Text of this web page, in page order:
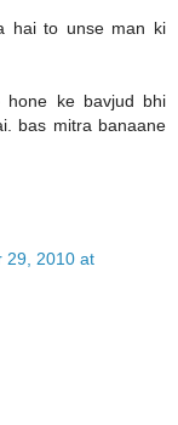
hai to unse man ki
hone ke bavjud bhi
bas mitra banaane
29, 2010 at